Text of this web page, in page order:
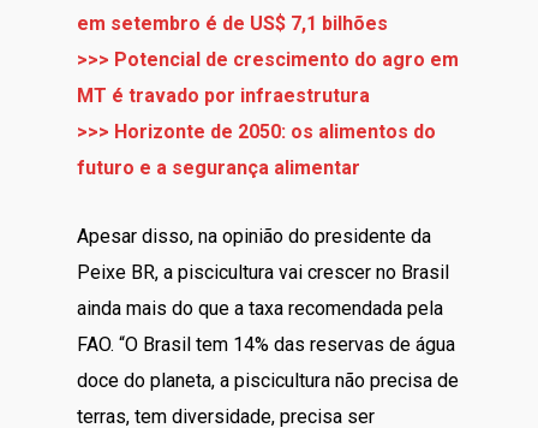
em setembro é de US$ 7,1 bilhões
>>> Potencial de crescimento do agro em
MT é travado por infraestrutura
>>> Horizonte de 2050: os alimentos do
futuro e a segurança alimentar
Apesar disso, na opinião do presidente da
Peixe BR, a piscicultura vai crescer no Brasil
ainda mais do que a taxa recomendada pela
FAO. “O Brasil tem 14% das reservas de água
doce do planeta, a piscicultura não precisa de
terras, tem diversidade, precisa ser